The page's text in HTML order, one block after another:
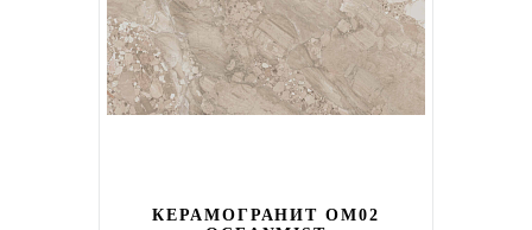
КЕРАМОГРАНИТ OM02